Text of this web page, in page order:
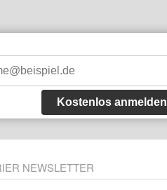
Kostenlos anmelden
NEWSLETTER